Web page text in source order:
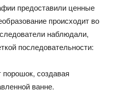
предоставили ценные
происходит во
наблюдали,
последовательности:
порошок, создавая
ванне.